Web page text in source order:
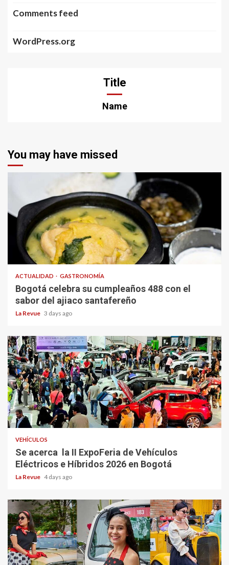
Comments feed
WordPress.org
Title
Name
You may have missed
ACTUALIDAD GASTRONOMÍA
Bogotá celebra su cumpleaños 488 con el
sabor del ajiaco santafereño
La Revue 3 days ago
VEHÍCULOS
Se acerca la II ExpoFeria de Vehículos
Eléctricos e Híbridos 2026 en Bogotá
La Revue 4 days ago